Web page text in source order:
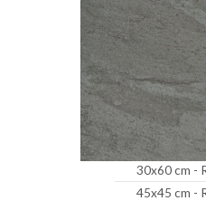
30x60 cm -
45x45 cm -